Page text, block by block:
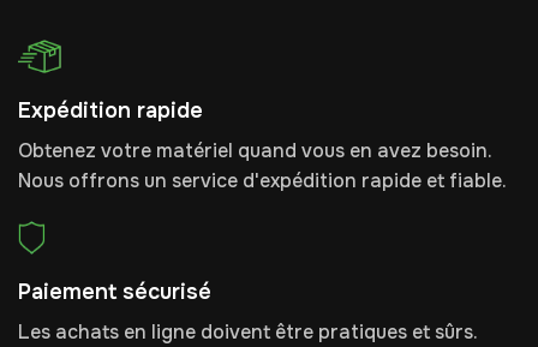
Expédition rapide
Obtenez votre matériel quand vous en avez besoin.
Nous offrons un service d'expédition rapide et fiable.
Paiement sécurisé
Les achats en ligne doivent être pratiques et sûrs.